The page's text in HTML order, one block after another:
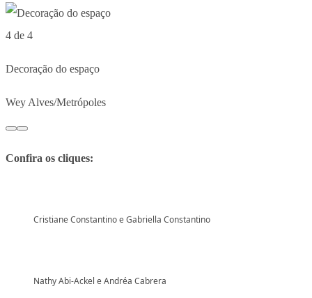
4 de 4
Decoração do espaço
Wey Alves/Metrópoles
Confira os cliques:
Cristiane Constantino e Gabriella Constantino
Nathy Abi-Ackel e Andréa Cabrera